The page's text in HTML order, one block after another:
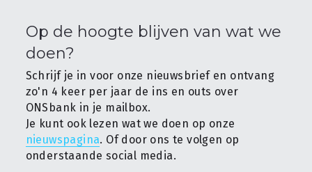
Op de hoogte blijven van wat we
doen?
Schrijf je in voor onze nieuwsbrief en ontvang
zo'n 4 keer per jaar de ins en outs over
ONSbank in je mailbox.
nieuwspagina. Of door ons te volgen op
onderstaande social media.